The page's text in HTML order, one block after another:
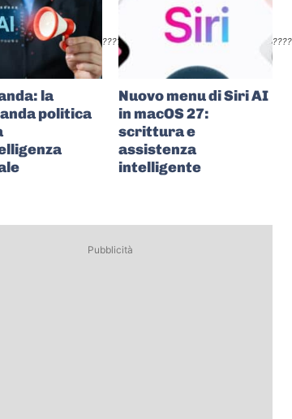
la
politica
Nuovo menu di Siri AI
in macOS 27:
scrittura e
assistenza
intelligente
Pubblicità